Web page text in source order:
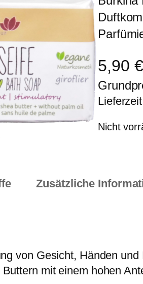
5,90 €
Nicht
Zusätzliche
von Gesicht, Händen
mit einem hohen